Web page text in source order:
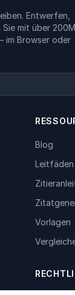
Entwerfen,
mit über 200M
Browser oder
Blog
Leitfäden
Vorlagen